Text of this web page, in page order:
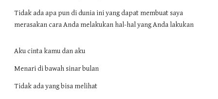
Tidak ada apa pun di dunia ini yang dapat membuat saya
merasakan cara Anda melakukan hal-hal yang Anda lakukan
Aku cinta kamu dan aku
Menari di bawah sinar bulan
Tidak ada yang bisa melihat